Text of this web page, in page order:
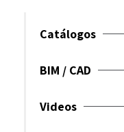
Catálogos
BIM / CAD
Videos